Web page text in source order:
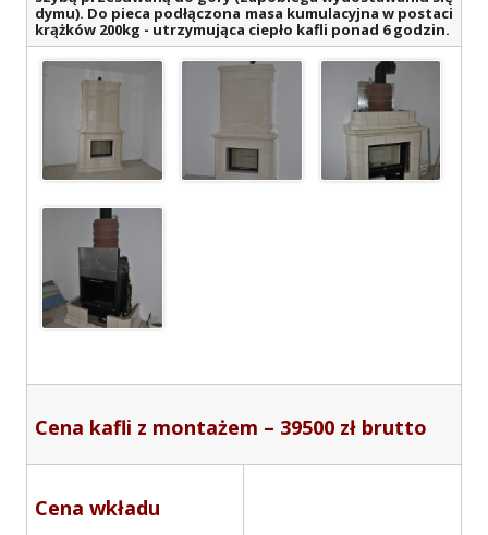
dymu). Do pieca podłączona masa kumulacyjna w postaci
krążków 200kg - utrzymująca ciepło kafli ponad 6 godzin.
Cena kafli z montażem – 39500 zł brutto
Cena wkładu